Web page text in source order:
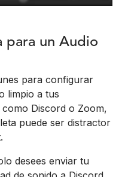
para un Audio
para configurar
limpio a tus
Discord o Zoom,
puede ser distractor
desees enviar tu